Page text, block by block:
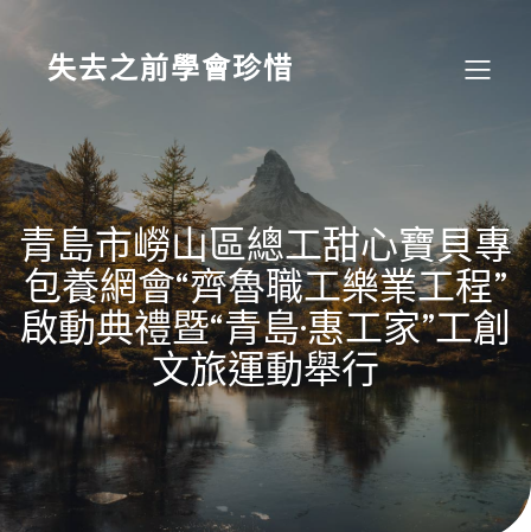
content
失去之前學會珍惜
青島市嶗山區總工甜心寶貝專
包養網會“齊魯職工樂業工程”
啟動典禮暨“青島·惠工家”工創
文旅運動舉行